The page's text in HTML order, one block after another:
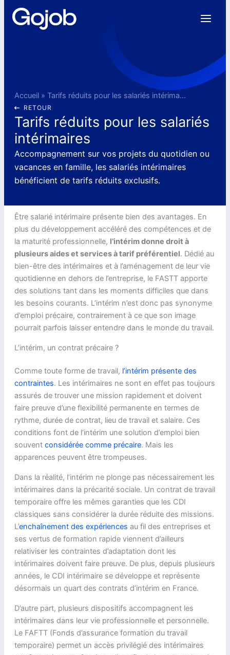
Accueil» Tarifs réduits pour les salariés intérimaires
RETOUR
Tarifs réduits pour les salariés
intérimaires
Accompagnement sur vos projets du quotidien ou
vacances en famille, les salariés intérimaires
bénéficient de tarifs réduits exclusifs.
Être salarié intérimaire présente bien des avantages. En
plus du développement accéléré des compétences et de
la maturité professionnelle, l’intérim donne droit à
plusieurs aides et services à tarif préférentiel. Dédié au
bien-être des intérimaires et à l’aménagement de leur vie
quotidienne en dehors de l’entreprise, le FASTT apporte
des solutions tant dans les moments difficiles que dans
les besoins courants. L’intérim n’est donc pas synonyme
d’emploi précaire, contrairement à ce que son image
pourrait parfois laisser entendre dans le monde du travail.
L’intérim, un contrat précaire ?
Comme toute forme de travail, l’intérim présente des
contraintes. Les intérimaires ne sont en effet pas toujours
assurés de trouver une mission rapidement et doivent
faire preuve d’une flexibilité permanente en termes de
rythme, durée de contrat, lieu de travail et salaire. Ces
conditions font de l’intérim une solution d’emploi bien
souvent considérée comme précaire. Mais les
apparences peuvent être trompeuses.
Dans la réalité, l’intérim ne plonge pas nécessairement les
intérimaires dans la précarité sociale. Un contrat de travail
temporaire offre les mêmes garanties que les CDI
classiques sans considérer la durée réduite des missions.
L’enchaînement des expériences au fil des entreprises et
ses vertus de formation rapide viennent d’ailleurs
relativiser les contraintes d’adaptation dont les
intérimaires doivent faire preuve. De plus, depuis plusieurs
années, le CDI intérimaire se développe et représente
désormais un quart des contrats d’intérim en France.
D’autre part, plusieurs dispositifs accompagnent les
intérimaires dans leur vie professionnelle et personnelle.
Le FAFTT (Fonds d’assurance formation du travail
temporaire) permet un accès privilégié des intérimaires